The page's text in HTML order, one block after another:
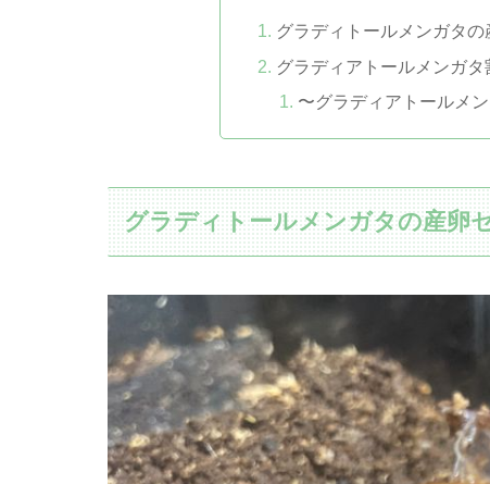
グラディトールメンガタの
グラディアトールメンガタ
〜グラディアトールメ
グラディトールメンガタの産卵